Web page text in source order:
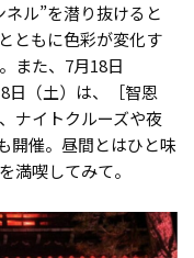
ル”を潜り抜けると
ともに色彩が変化す
また、7月18日
日（土）は、［智恩
ナイトクルーズや夜
開催。昼間とはひと味
満喫してみて。